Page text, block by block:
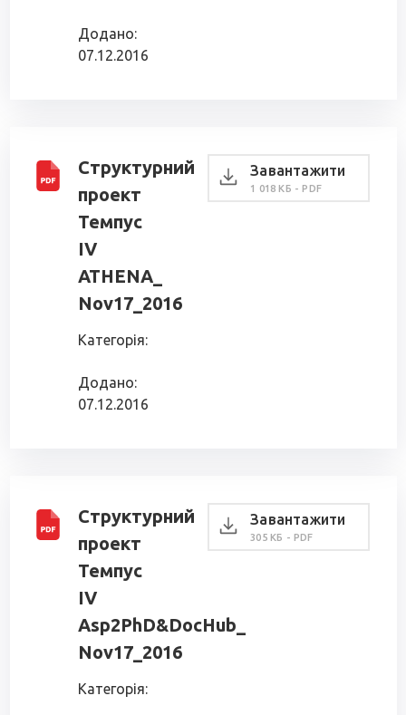
Додано:
07.12.2016
Структурний
проект
Темпус
IV
ATHENA_
Nov17_2016
Категорія:
Додано:
07.12.2016
Завантажити
1 018 КБ - PDF
Структурний
проект
Темпус
IV
Asp2PhD&DocHub_
Nov17_2016
Категорія:
Завантажити
305 КБ - PDF